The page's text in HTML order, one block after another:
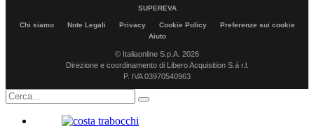
SUPEREVA
Chi siamo Note Legali Privacy Cookie Policy
Preferenze sui cookie
Aiuto
© Italiaonline S.p.A. 2026
Direzione e coordinamento di Libero Acquisition S.á r.l.
P. IVA 03970540963